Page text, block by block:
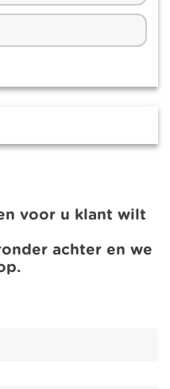
voor u klant wilt
achter en we